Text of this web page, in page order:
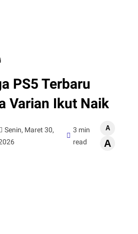
PS5 Terbaru
Varian Ikut Naik
Senin, Maret 30,
3 min
read
A
A